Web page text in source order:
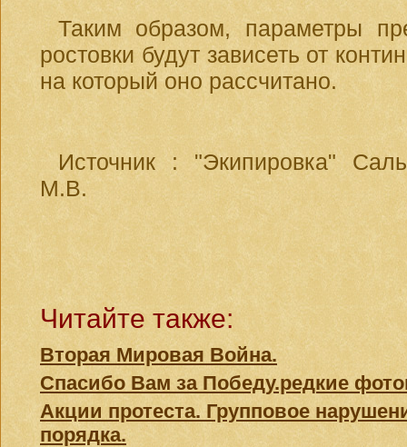
Таким образом, параметры
ростовки будут зависеть от
на который оно рассчитано.
Источник : "Экипировка"
М.В.
Читайте также:
Вторая Мировая Война.
Спасибо Вам за Победу.редкие
Акции протеста. Групповое
порядка.